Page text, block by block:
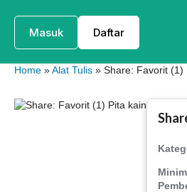
Masuk Daftar
Home »Alat Tulis » Share: Favorit (1)